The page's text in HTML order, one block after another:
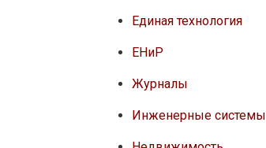
Единая технология
ЕНиР
Журналы
Инженерные системы